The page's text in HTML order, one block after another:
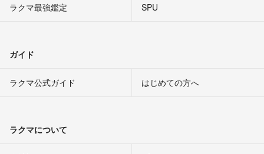
ラクマ最強鑑定
SPU
ガイド
ラクマ公式ガイド はじめての方へ
ラクマについて